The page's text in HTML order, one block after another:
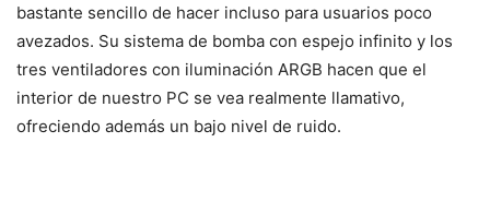
bastante sencillo de hacer incluso para usuarios poco
avezados. Su sistema de bomba con espejo infinito y los
tres ventiladores con iluminación ARGB hacen que el
interior de nuestro PC se vea realmente llamativo,
ofreciendo además un bajo nivel de ruido.